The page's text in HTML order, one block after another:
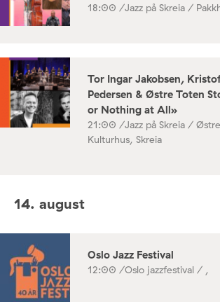
18:00 /Jazz på Skreia /
Tor Ingar Jakobsen,
Pedersen & Østre Toten
or Nothing at All»
21:00 /Jazz på Skreia /
Kulturhus, Skreia
14. august
Oslo Jazz Festival
12:00 /Oslo jazzfestival / ,